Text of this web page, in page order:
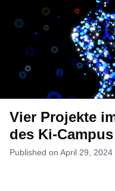
Vier Projekte
des Ki-
Published on April 29, 2024